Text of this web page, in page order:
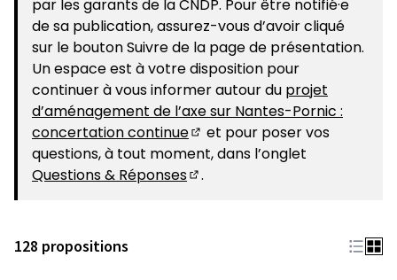
par les garants de la CNDP. Pour être notifié·e
de sa publication, assurez-vous d’avoir cliqué
sur le bouton Suivre de la page de présentation.
Un espace est à votre disposition pour
continuer à vous informer autour du projet
d’aménagement de l’axe sur Nantes-Pornic :
concertation continue
(S'ouvre dans un nouvel
et pour poser vos
questions, à tout moment, dans l’onglet
Questions & Réponses
.
128 propositions